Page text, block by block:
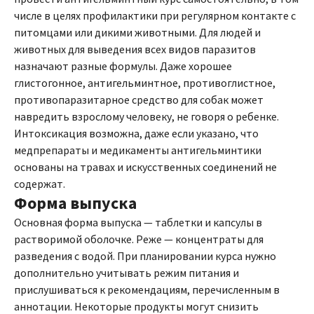
числе в целях профилактики при регулярном контакте с
питомцами или дикими животными. Для людей и
животных для выведения всех видов паразитов
назначают разные формулы. Даже хорошее
глистогонное, антигельминтное, противоглистное,
противопаразитарное средство для собак может
навредить взрослому человеку, не говоря о ребенке.
Интоксикация возможна, даже если указано, что
медпрепараты и медикаменты антигельминтики
основаны на травах и искусственных соединений не
содержат.
Форма выпуска
Основная форма выпуска — таблетки и капсулы в
растворимой оболочке. Реже — концентраты для
разведения с водой. При планировании курса нужно
дополнительно учитывать режим питания и
прислушиваться к рекомендациям, перечисленным в
аннотации. Некоторые продукты могут снизить